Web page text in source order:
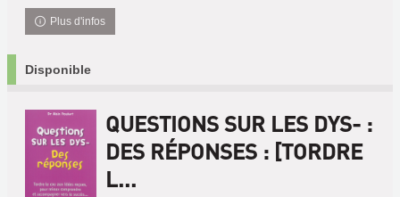
Plus d'infos
Disponible
QUESTIONS SUR LES DYS- :
DES RÉPONSES : [TORDRE
L...